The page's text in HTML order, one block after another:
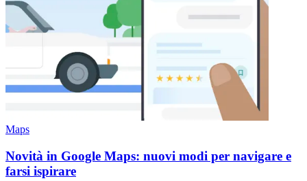
Maps
Novità in Google Maps: nuovi modi per navigare e
farsi ispirare